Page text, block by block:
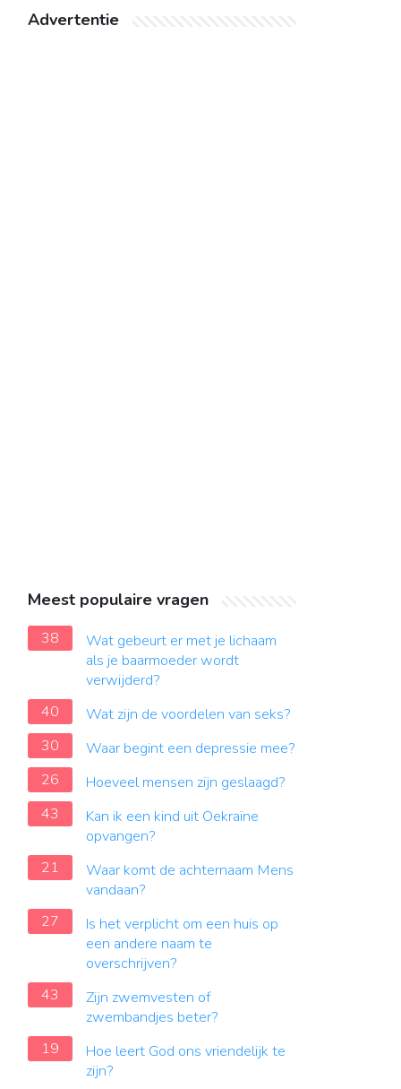
Advertentie
Meest populaire vragen
38
Wat gebeurt er met je lichaam
als je baarmoeder wordt
verwijderd?
40
Wat zijn de voordelen van seks?
30
Waar begint een depressie mee?
26
Hoeveel mensen zijn geslaagd?
43
Kan ik een kind uit Oekraïne
opvangen?
21
Waar komt de achternaam Mens
vandaan?
27
Is het verplicht om een huis op
een andere naam te
overschrijven?
43
Zijn zwemvesten of
zwembandjes beter?
19
Hoe leert God ons vriendelijk te
zijn?